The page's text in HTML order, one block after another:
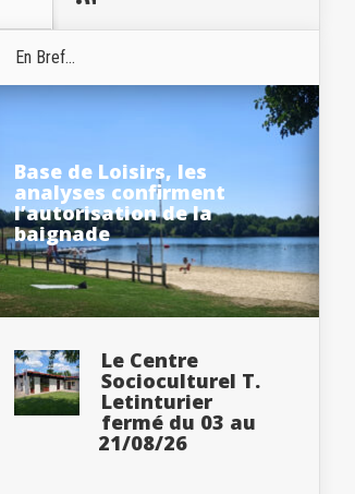
En Bref...
Base de Loisirs, les
analyses confirment
l’autorisation de la
baignade
Le Centre
Socioculturel T.
Letinturier
fermé du 03 au
21/08/26